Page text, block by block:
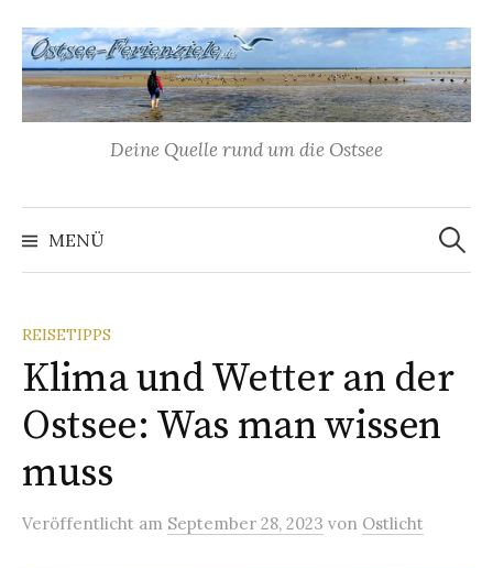
zum
Inhalt
Deine Quelle rund um die Ostsee
MENÜ
Suchen
nach:
REISETIPPS
Klima und Wetter an der
Ostsee: Was man wissen
muss
Veröffentlicht am September 28, 2023 von Ostlicht